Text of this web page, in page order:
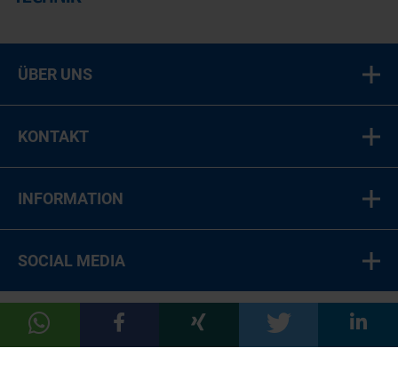
ÜBER UNS
KONTAKT
INFORMATION
SOCIAL MEDIA
© 2026 LT Food Medien-Verlag GmbH